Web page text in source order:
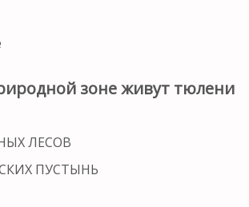
зоне живут тюлени
ЛЕСОВ
ПУСТЫНЬ